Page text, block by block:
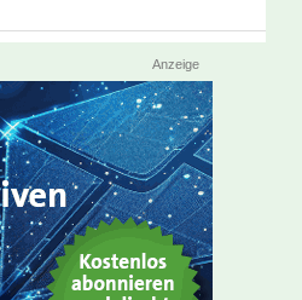
Anzeige